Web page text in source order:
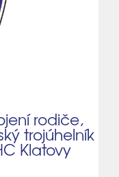
rodiče,
trojúhelník
Klatovy